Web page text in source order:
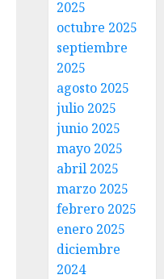
2025
octubre 2025
septiembre
2025
agosto 2025
julio 2025
junio 2025
mayo 2025
abril 2025
marzo 2025
febrero 2025
enero 2025
diciembre
2024